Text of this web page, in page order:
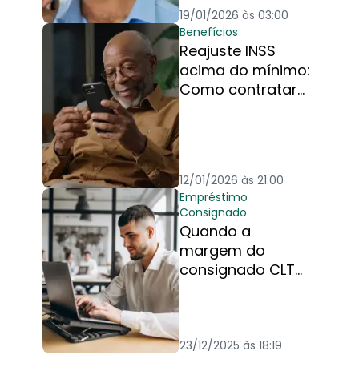
19/01/2026 às 03:00
Benefícios
Reajuste INSS
acima do mínimo:
Como contratar
12/01/2026 às 21:00
Empréstimo
Consignado
Quando a
margem do
consignado CLT
23/12/2025 às 18:19